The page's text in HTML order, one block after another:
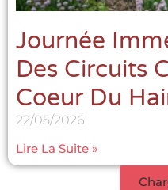
Journée
Des Circuits
Coeur Du
22/05/2026
Lire La Suite »